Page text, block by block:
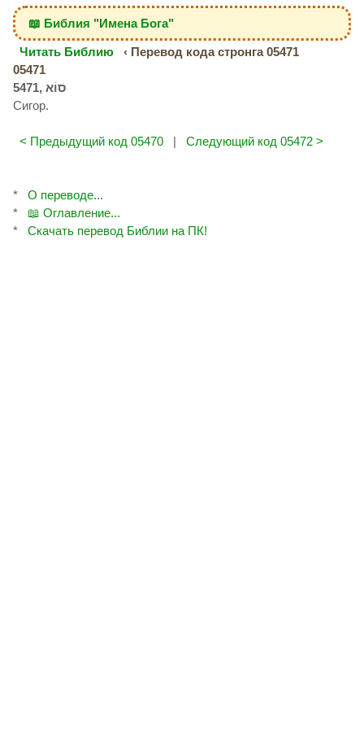
📖 Библия "Имена Бога"
Читать Библию
‹ Перевод кода стронга 05471
05471
Сигор.
< Предыдущий код 05470 | Следующий код 05472 >
*
О переводе...
*
📖 Оглавление...
*
Скачать перевод Библии на ПК!